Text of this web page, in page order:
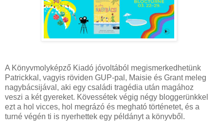
A Könyvmolyképző Kiadó jóvoltából megismerkedhetünk
Patrickkal, vagyis röviden GUP-pal, Maisie és Grant meleg
nagybácsijával, aki egy családi tragédia után magához
veszi a két gyereket. Kövessétek végig négy bloggerünkkel
ezt a hol vicces, hol megrázó és megható történetet, és a
turné végén ti is nyerhettek egy példányt a könyvből.